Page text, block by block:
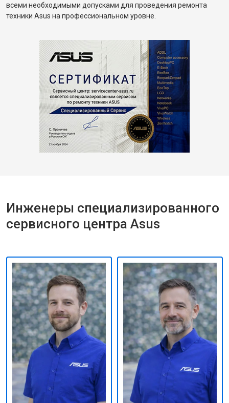
всеми необходимыми допусками для проведения ремонта
техники Asus на профессиональном уровне.
Инженеры специализированного
сервисного центра Asus